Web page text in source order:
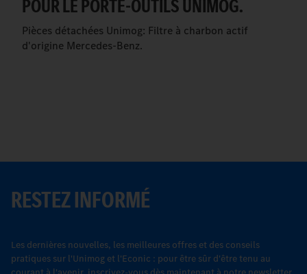
POUR LE PORTE-OUTILS UNIMOG.
Pièces détachées Unimog: Filtre à charbon actif
d'origine Mercedes-Benz.
RESTEZ INFORMÉ
Les dernières nouvelles, les meilleures offres et des conseils
pratiques sur l'Unimog et l'Econic : pour être sûr d'être tenu au